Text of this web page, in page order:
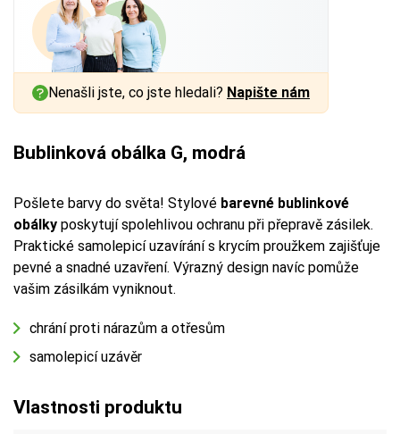
Nenašli jste, co jste hledali? Napište nám
Bublinková obálka G, modrá
Pošlete barvy do světa! Stylové barevné bublinkové
obálky poskytují spolehlivou ochranu při přepravě zásilek.
Praktické samolepicí uzavírání s krycím proužkem zajišťuje
pevné a snadné uzavření. Výrazný design navíc pomůže
vašim zásilkám vyniknout.
chrání proti nárazům a otřesům
samolepicí uzávěr
Vlastnosti produktu